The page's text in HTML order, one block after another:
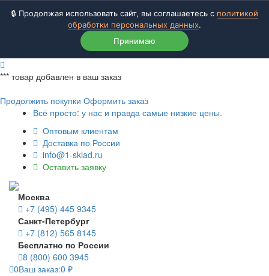
🔒 Продолжая использовать сайт, вы соглашаетесь с политикой
обработки персональных данных.
Принимаю
*** товар добавлен в ваш заказ
Продолжить покупки Оформить заказ
Всё просто: у нас и правда самые низкие цены.
Оптовым клиентам
Доставка по России
info@1-sklad.ru
Оставить заявку
Москва
+7 (495) 445 9345
Санкт-Петербург
+7 (812) 565 8145
Бесплатно по России
8 (800) 600 3945
0Ваш заказ:0 ₽